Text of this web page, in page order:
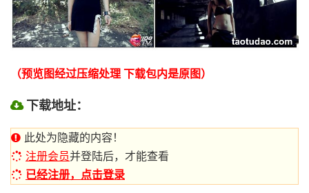
（预览图经过压缩处理 下载包内是原图）
下载地址：
此处为隐藏的内容！
注册会员并登陆后，才能查看
已经注册，点击登录